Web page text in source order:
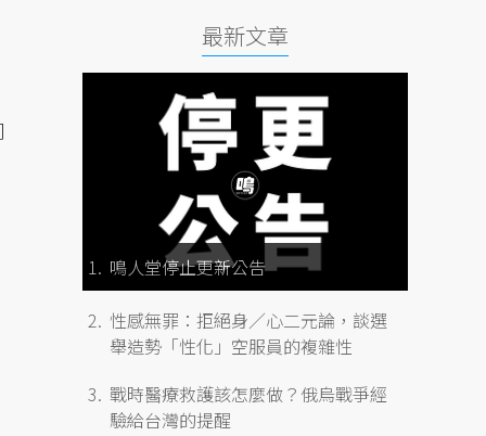
最新文章
鳴人堂停止更新公告
性感無罪：拒絕身／心二元論，談選
舉造勢「性化」空服員的複雜性
戰時醫療救護該怎麼做？俄烏戰爭經
驗給台灣的提醒